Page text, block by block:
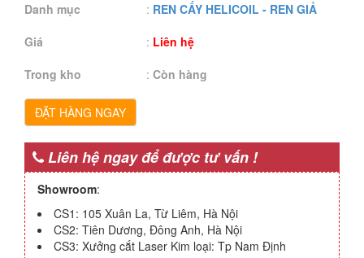
Danh mục
: REN CẤY HELICOIL - REN GIẢ
Giá
: Liên hệ
Trong kho
: Còn hàng
ĐẶT HÀNG NGAY
Liên hệ ngay để được tư vấn !
Showroom:
CS1: 105 Xuân La, Từ Liêm, Hà Nội
CS2: Tiên Dương, Đông Anh, Hà Nội
CS3: Xưởng cắt Laser Kim loại: Tp Nam Định